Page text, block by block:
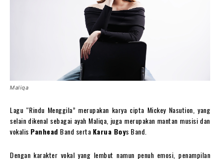
Maliqa
Lagu “Rindu Menggila” merupakan karya cipta Mickey Nasution, yang
selain dikenal sebagai ayah Maliqa, juga merupakan mantan musisi dan
vokalis Panhead Band serta Karua Boys Band.
Dengan karakter vokal yang lembut namun penuh emosi, penampilan